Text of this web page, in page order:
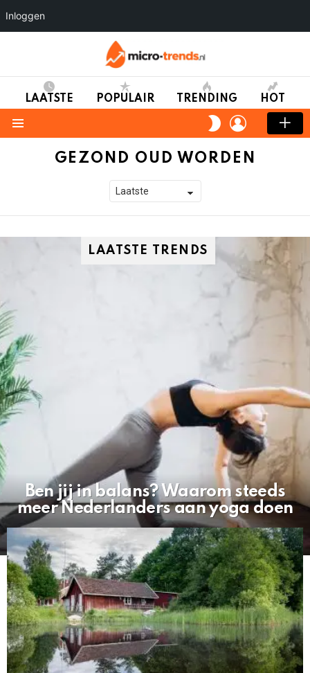
LAATSTE POPULAIR TRENDING HOT
SWITCH
SKIN
LOGIN
GEZOND OUD WORDEN
LAATSTE TRENDS
Ben jij in balans? Waarom steeds
meer Nederlanders aan yoga doen
Inloggen